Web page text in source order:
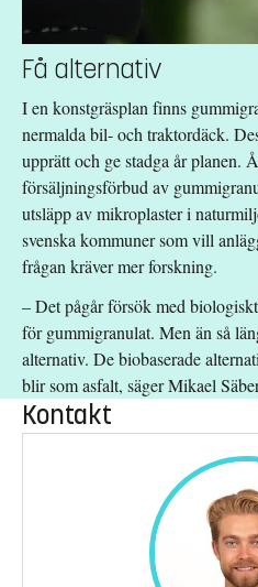
Få alternativ
I en konstgräsplan finns
nermalda bil- och traktordäck.
upprätt och ge stadga år planen.
försäljningsförbud av
utsläpp av mikroplaster i
svenska kommuner som vill
frågan kräver mer forskning.
– Det pågår försök med
för gummigranulat. Men än så
alternativ. De biobaserade
blir som asfalt, säger Mikael
Kontakt